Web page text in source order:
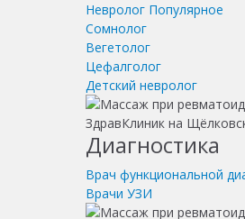
Невролог Популярное
Сомнолог
Вегетолог
Цефалголог
Детский невролог
Диагностика
Врач функциональной
Врачи УЗИ